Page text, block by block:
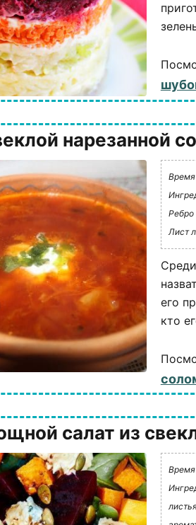
нарезанной
Время
Ребро
Лист
его
кто
салат из
Время